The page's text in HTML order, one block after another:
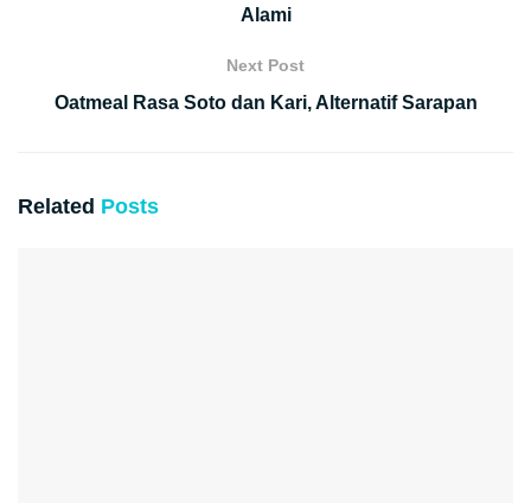
Alami
Next Post
Oatmeal Rasa Soto dan Kari, Alternatif Sarapan
Related Posts